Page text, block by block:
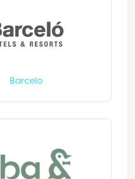
Barcelo